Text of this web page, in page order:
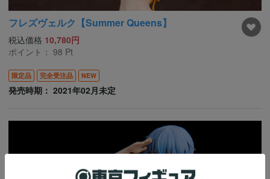
フレズヴェルク【Summer Queens】
税込価格 10,780円
ポイント： 98 Pt
限定品 完全受注品 NEW
発売時期： 2021年02月未定